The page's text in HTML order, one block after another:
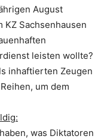
August
KZ Sachsenhausen
leisten wollte?
inhaftierten Zeugen
um dem
was Diktatoren